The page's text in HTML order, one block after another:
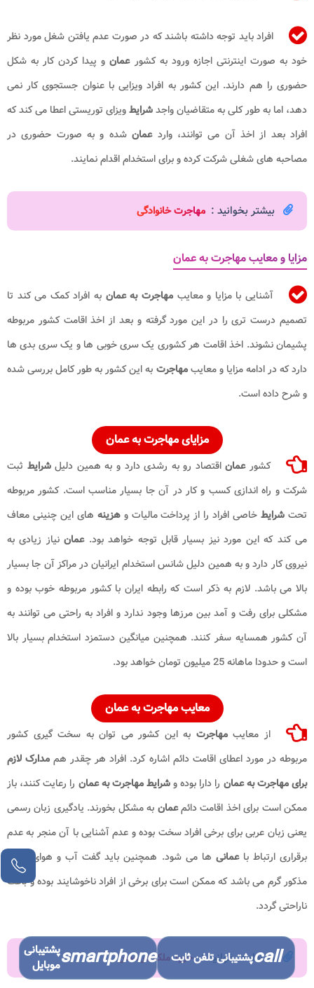
افراد باید توجه داشته باشند که در صورت عدم یافتن شغل مورد نظر
خود به صورت اینترنتی اجازه ورود به کشورعمانو پیدا کردن کار به شکل
حضوری را هم دارند. این کشور به افراد ویزایی با عنوان جستجوی کار نمی
دهد، اما به طور کلی به متقاضیان واجدشرایطویزای توریستی اعطا می کند که
افراد بعد از اخذ آن می توانند، واردعمانشده و به صورت حضوری در
مصاحبه های شغلی شرکت کرده و برای استخدام اقدام نمایند.
بیشتر بخوانید : مهاجرت خانوادگی
مزایا و معایب مهاجرت به عمان
آشنایی با مزایا و معایبمهاجرت به عمان به افراد کمک می کند تا
تصمیم درست تری را در این مورد گرفته و بعد از اخذ اقامت کشور مربوطه
پشیمان نشوند. اخذ اقامت هر کشوری یک سری خوبی ها و یک سری بدی ها
دارد که در ادامه مزایا و معایبمهاجرت به این کشور به طور کامل بررسی شده
و شرح داده است.
مزایایمهاجرت به عمان
کشورعماناقتصاد رو به رشدی دارد و به همین دلیلشرایط ثبت
شرکت و راه اندازی کسب و کار در آن جا بسیار مناسب است. کشور مربوطه
تحت شرایطخاصی افراد را از پرداخت مالیات وهزینه های این چنینی معاف
می کند که این مورد نیز بسیار قابل توجه خواهد بود.عماننیاز زیادی به
نیروی کار دارد و به همین دلیل شانس استخدام ایرانیان در مراکز آن جا بسیار
بالا می باشد. لازم به ذکر است که رابطه ایران با کشور مربوطه خوب بوده و
مشکلی برای رفت و آمد بین مرزها وجود ندارد و افراد به راحتی می توانند به
آن کشور همسایه سفر کنند. همچنین میانگین دستمزد استخدام بسیار بالا
است و حدودا ماهانه 25 میلیون تومان خواهد بود.
معایبمهاجرت به عمان
از معایبمهاجرت به این کشور می توان به سخت گیری کشور
مربوطه در مورد اعطای اقامت دائم اشاره کرد. افراد هر چقدر هم مدارک لازم
برای مهاجرت به عمان را دارا بوده وشرایط مهاجرت به عمان را رعایت کنند، باز
ممکن است برای اخذ اقامت دائمعمان به مشکل بخورند. یادگیری زبان رسمی
یعنی زبان عربی برای برخی افراد سخت بوده و عدم آشنایی با آن منجر به عدم
برقراری ارتباط باعمانی ها می شود. همچنین باید گفت آب و هوای کشور
مذکور گرم می باشد که ممکن است برای برخی از افراد ناخوشایند بوده و باعث
ناراحتی گردد.
در ادامه بخوانید : خرید ملک در عمان callپشتیبانی تلفن ثابت smartphoneپشتیبانی
موبایل